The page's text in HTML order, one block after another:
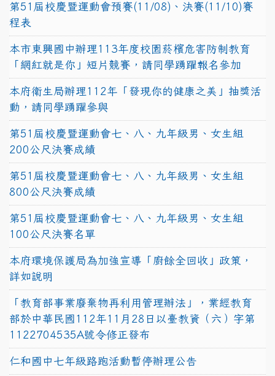
第51屆校慶暨運動會預賽(11/08)、決賽(11/10)賽
程表
本市東興國中辦理113年度校園菸檳危害防制教育
「網紅就是你」短片競賽，請同學踴躍報名參加
本府衛生局辦理112年「發現你的健康之美」抽獎活
動，請同學踴躍參與
第51屆校慶暨運動會七、八、九年級男、女生組
200公尺決賽成績
第51屆校慶暨運動會七、八、九年級男、女生組
800公尺決賽成績
第51屆校慶暨運動會七、八、九年級男、女生組
100公尺決賽名單
本府環境保護局為加強宣導「廚餘全回收」政策，
詳如說明
「教育部事業廢棄物再利用管理辦法」，業經教育
部於中華民國112年11月28日以臺教資（六）字第
1122704535A號令修正發布
仁和國中七年級路跑活動暫停辦理公告